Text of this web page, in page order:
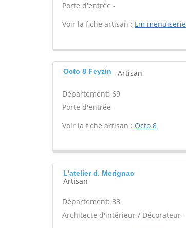
Porte d'entrée -
Voir la fiche artisan : Lm menuiserie
Octo 8 Feyzin Artisan
Département: 69
Porte d'entrée -
Voir la fiche artisan : Octo 8
L'atelier d. Merignac
Artisan
Département: 33
Architecte d'intérieur / Décorateur -